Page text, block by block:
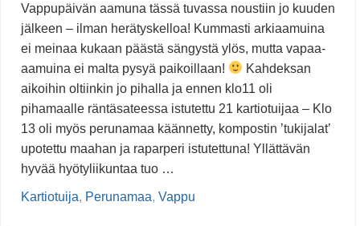
Vappupäivän aamuna tässä tuvassa noustiin jo kuuden
jälkeen – ilman herätyskelloa! Kummasti arkiaamuina
ei meinaa kukaan päästä sängystä ylös, mutta vapaa-
aamuina ei malta pysyä paikoillaan!
Kahdeksan
aikoihin oltiinkin jo pihalla ja ennen klo11 oli
pihamaalle räntäsateessa istutettu 21 kartiotuijaa – Klo
13 oli myös perunamaa käännetty, kompostin ’tukijalat’
upotettu maahan ja raparperi istutettuna! Yllättävän
hyvää hyötyliikuntaa tuo …
Kartiotuija, Perunamaa, Vappu